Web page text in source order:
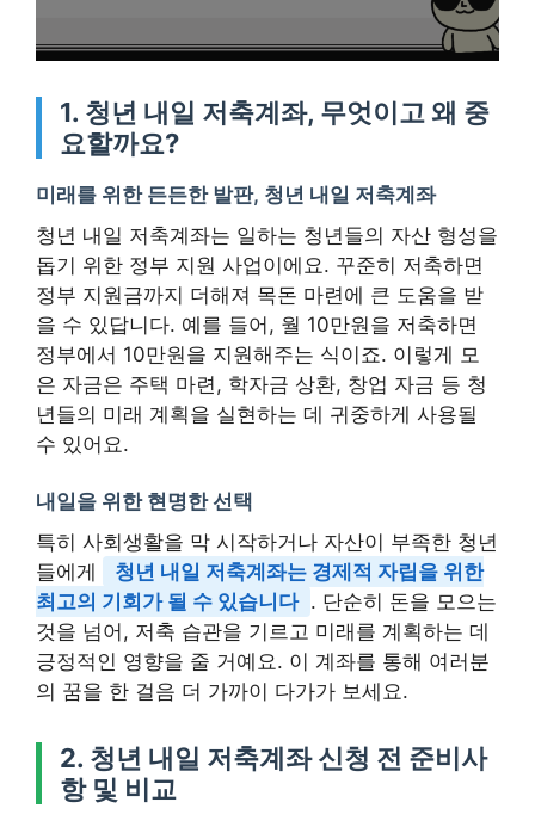
1. 청년 내일 저축계좌, 무엇이고 왜 중
요할까요?
미래를 위한 든든한 발판, 청년 내일 저축계좌
청년 내일 저축계좌는 일하는 청년들의 자산 형성을
돕기 위한 정부 지원 사업이에요. 꾸준히 저축하면
정부 지원금까지 더해져 목돈 마련에 큰 도움을 받
을 수 있답니다. 예를 들어, 월 10만원을 저축하면
정부에서 10만원을 지원해주는 식이죠. 이렇게 모
은 자금은 주택 마련, 학자금 상환, 창업 자금 등 청
년들의 미래 계획을 실현하는 데 귀중하게 사용될
수 있어요.
내일을 위한 현명한 선택
특히 사회생활을 막 시작하거나 자산이 부족한 청년
들에게
청년 내일 저축계좌는 경제적 자립을 위한
최고의 기회가 될 수 있습니다 . 단순히 돈을 모으는
것을 넘어, 저축 습관을 기르고 미래를 계획하는 데
긍정적인 영향을 줄 거예요. 이 계좌를 통해 여러분
의 꿈을 한 걸음 더 가까이 다가가 보세요.
2. 청년 내일 저축계좌 신청 전 준비사
항 및 비교